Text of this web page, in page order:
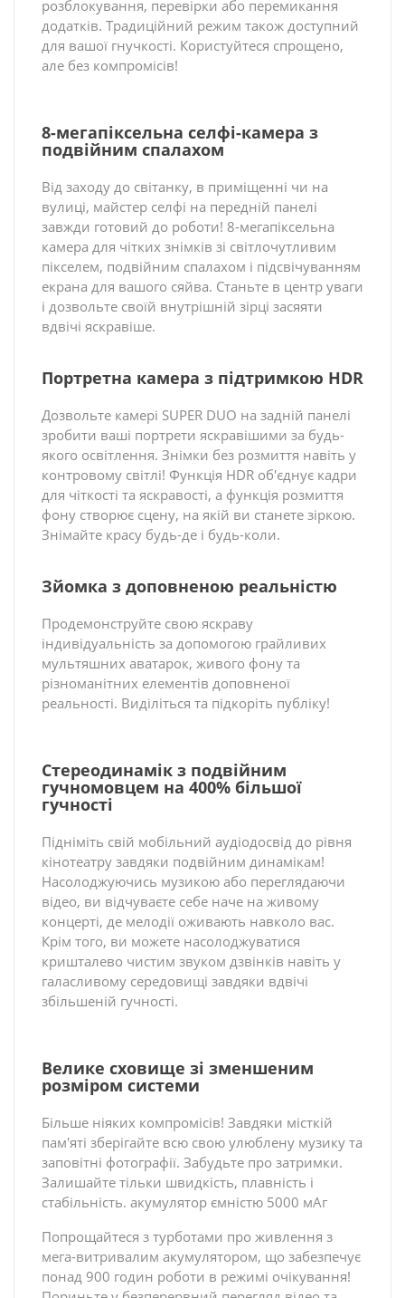
розблокування, перевірки або перемикання
додатків. Традиційний режим також доступний
для вашої гнучкості. Користуйтеся спрощено,
але без компромісів!
8-мегапіксельна селфі-камера з
подвійним спалахом
Від заходу до світанку, в приміщенні чи на
вулиці, майстер селфі на передній панелі
завжди готовий до роботи! 8-мегапіксельна
камера для чітких знімків зі світлочутливим
пікселем, подвійним спалахом і підсвічуванням
екрана для вашого сяйва. Станьте в центр уваги
і дозвольте своїй внутрішній зірці засяяти
вдвічі яскравіше.
Портретна камера з підтримкою HDR
Дозвольте камері SUPER DUO на задній панелі
зробити ваші портрети яскравішими за будь-
якого освітлення. Знімки без розмиття навіть у
контровому світлі! Функція HDR об'єднує кадри
для чіткості та яскравості, а функція розмиття
фону створює сцену, на якій ви станете зіркою.
Знімайте красу будь-де і будь-коли.
Зйомка з доповненою реальністю
Продемонструйте свою яскраву
індивідуальність за допомогою грайливих
мультяшних аватарок, живого фону та
різноманітних елементів доповненої
реальності. Виділіться та підкоріть публіку!
Стереодинамік з подвійним
гучномовцем на 400% більшої
гучності
Підніміть свій мобільний аудіодосвід до рівня
кінотеатру завдяки подвійним динамікам!
Насолоджуючись музикою або переглядаючи
відео, ви відчуваєте себе наче на живому
концерті, де мелодії оживають навколо вас.
Крім того, ви можете насолоджуватися
кришталево чистим звуком дзвінків навіть у
галасливому середовищі завдяки вдвічі
збільшеній гучності.
Велике сховище зі зменшеним
розміром системи
Більше ніяких компромісів! Завдяки місткій
пам'яті зберігайте всю свою улюблену музику та
заповітні фотографії. Забудьте про затримки.
Залишайте тільки швидкість, плавність і
стабільність. акумулятор ємністю 5000 мАг
Попрощайтеся з турботами про живлення з
мега-витривалим акумулятором, що забезпечує
понад 900 годин роботи в режимі очікування!